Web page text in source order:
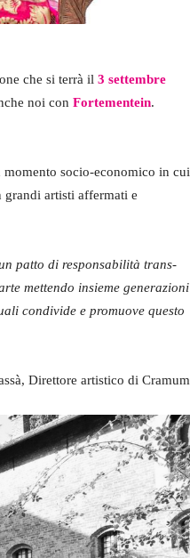
che si terrà il 3 settembre
noi con Fortementein.
momento socio-economico in cui
grandi artisti affermati e
patto di responsabilità trans-
mettendo insieme generazioni
condivide e promuove questo
Direttore artistico di Cramum